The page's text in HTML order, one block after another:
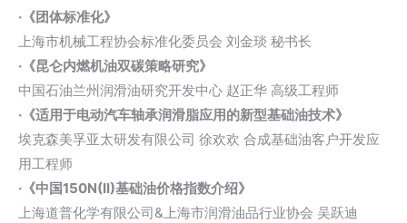
·《团体标准化》
上海市机械工程协会标准化委员会 刘金琰 秘书长
·《昆仑内燃机油双碳策略研究》
中国石油兰州润滑油研究开发中心 赵正华 高级工程师
·《适用于电动汽车轴承润滑脂应用的新型基础油技术》
埃克森美孚亚太研发有限公司 徐欢欢 合成基础油客户开发应
用工程师
·《中国150N(II)基础油价格指数介绍》
上海道普化学有限公司&上海市润滑油品行业协会 吴跃迪